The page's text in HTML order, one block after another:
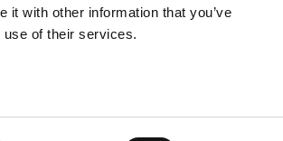
it with other information that you’ve
use of their services.